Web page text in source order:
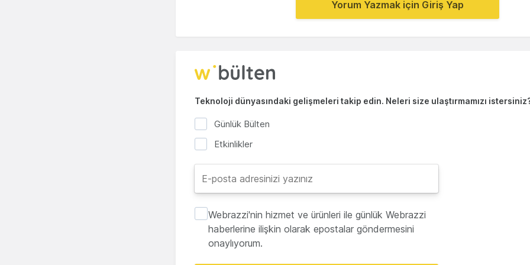
Yorum Yazmak için Giriş Yap
Teknoloji dünyasındaki gelişmeleri takip edin. Neleri size ulaştırmamızı
Günlük Bülten
Etkinlikler
Webrazzi'nin hizmet ve ürünleri ile günlük Webrazzi
haberlerine ilişkin olarak epostalar göndermesini
onaylıyorum.